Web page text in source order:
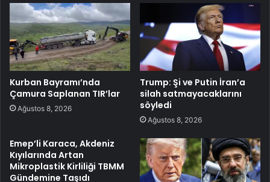
Kurban Bayramı’nda
Çamura Saplanan TIR’lar
Ağustos 8, 2026
Trump: Şi ve Putin İran’a
silah satmayacaklarını
söyledi
Ağustos 8, 2026
Emep’li Karaca, Akdeniz
Kıyılarında Artan
Mikroplastik Kirliliği TBMM
Gündemine Taşıdı